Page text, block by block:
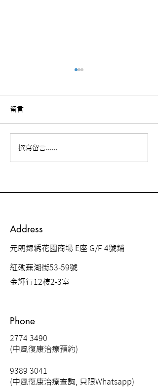
【中風病人康復個案】 蘇
留言
撰寫留言......
Address
元朗錦綉花園商場 E座 G/F 4號鋪
紅磡蕪湖街53-59號
金輝行12樓2-3室
Phone
2774 3490
(中風復康治療預約)
9389 3041
(中風復康治療查詢, 只限Whatsapp)